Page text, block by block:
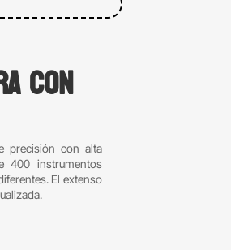
con
precisión con alta
400 instrumentos
El extenso